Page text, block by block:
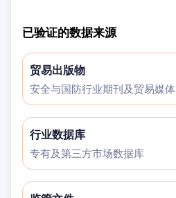
已验证的数据来源
贸易出版物
安全与国防行业期刊及贸易媒体
行业数据库
专有及第三方市场数据库